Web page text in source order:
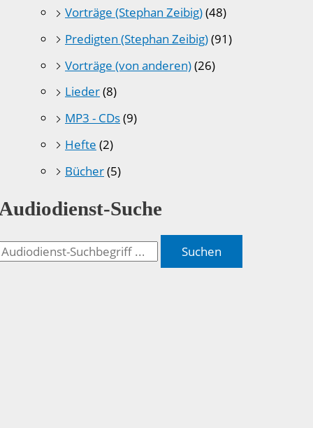
Vorträge (Stephan Zeibig)(48)
Predigten (Stephan Zeibig)(91)
Vorträge (von anderen)(26)
Lieder(8)
MP3 - CDs(9)
Hefte (2)
Bücher(5)
Audiodienst-Suche
Suchen